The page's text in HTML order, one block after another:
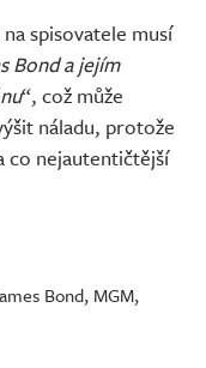
spisovatele musí
Bond a jejím
“, což může
náladu, protože
co nejautentičtější
Bond, MGM,